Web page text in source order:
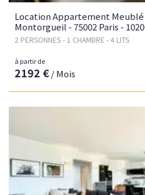
Location Appartement Meublé
Montorgueil - 75002 Paris -
2 PERSONNES - 1 CHAMBRE - 4 LITS
à partir de
2192 €/ Mois